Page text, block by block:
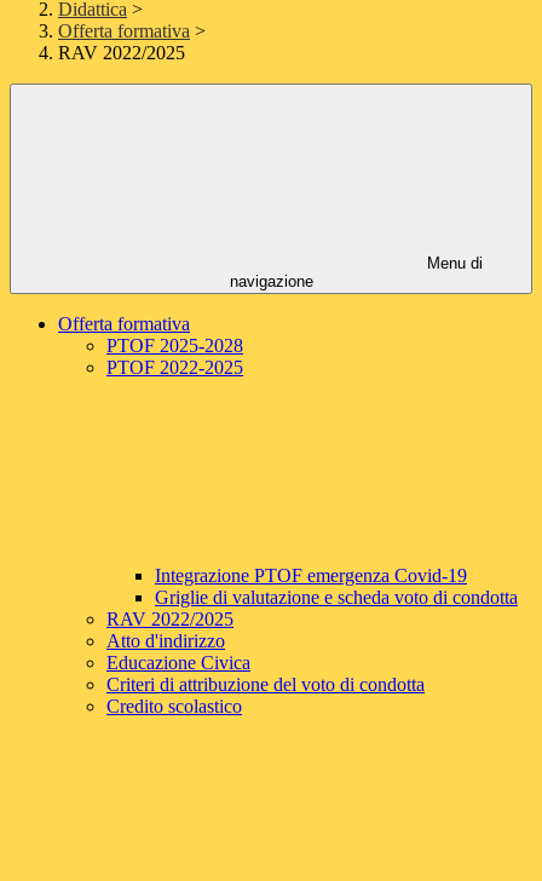
Didattica >
Offerta formativa >
RAV 2022/2025
Menu di
navigazione
Offerta formativa
PTOF 2025-2028
PTOF 2022-2025
Integrazione PTOF emergenza Covid-19
Griglie di valutazione e scheda voto di condotta
RAV 2022/2025
Atto d'indirizzo
Educazione Civica
Criteri di attribuzione del voto di condotta
Credito scolastico